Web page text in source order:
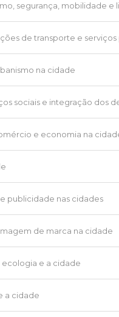
segurança, mobilidade e
de transporte e
na cidade
sociais e integração dos
e economia na
publicidade nas cidades
de marca na cidade
ecologia e a cidade
a cidade